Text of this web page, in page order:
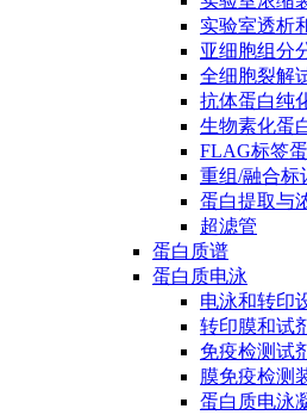
实验室透析
亚细胞组分
全细胞裂解
抗体蛋白纯
生物素化蛋
FLAG标签
重组/融合标
蛋白提取与
超滤管
蛋白质谱
蛋白质电泳
电泳和转印
转印膜和试
免疫检测试
膜免疫检测
蛋白质电泳